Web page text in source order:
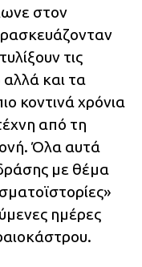
στον
τις
και τα
κοντινά χρόνια
από τη
Όλα αυτά
με θέμα
ημέρες